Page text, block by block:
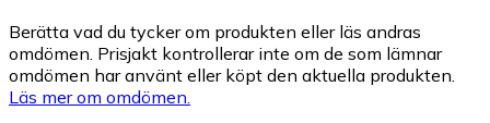
Berätta vad du tycker om produkten eller läs andras
omdömen. Prisjakt kontrollerar inte om de som lämnar
omdömen har använt eller köpt den aktuella produkten.
Läs mer om omdömen.